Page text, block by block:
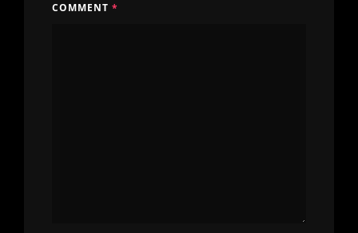
COMMENT *